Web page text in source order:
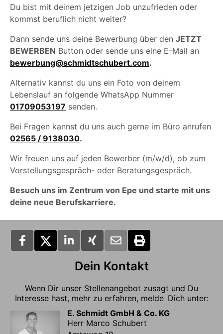
Du bist mit deinem jetzigen Job unzufrieden oder
kommst beruflich nicht weiter?
Dann sende uns deine Bewerbung über den JETZT
BEWERBEN Button oder sende uns eine E-Mail an
bewerbung@schmidtschubert.com.
Alternativ kannst du uns ein Foto von deinem
Lebenslauf an folgende WhatsApp Nummer
01709053197 senden.
Bei Fragen kannst du uns auch gerne im Büro anrufen
02565 / 9138030.
Wir freuen uns auf jeden Bewerber (m/w/d), ob zum
Vorstellungsgespräch- oder Beratungsgespräch.
Besuch uns im Zentrum von Epe und starte mit uns
deine neue Berufskarriere.
Dein Kontakt
Wenn Dir unser Stellenangebot zusagt und Du
Interesse hast, mehr zu erfahren, melde Dich unter:
E. Schmidt GmbH & Co. KG
Herr Marco Schubert